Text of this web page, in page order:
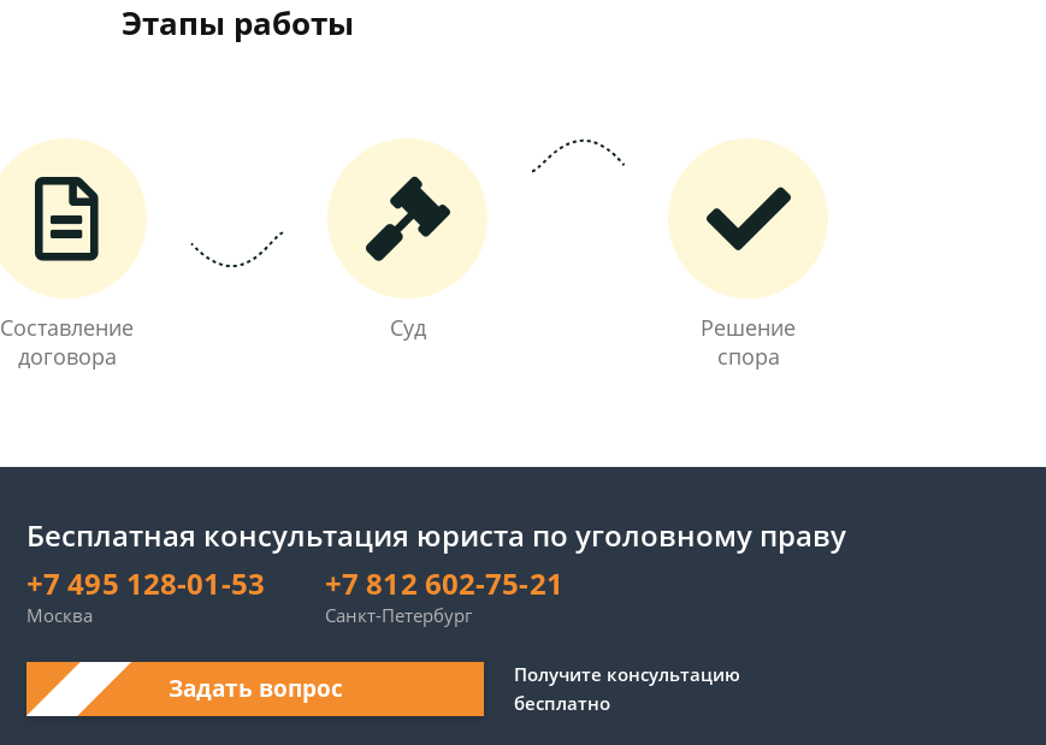
Этапы работы
Составление
договора
Суд
Решение
спора
Бесплатная консультация юриста по уголовному праву
+7 495 128-01-53
Москва
+7 812 602-75-21
Санкт-Петербург
Задать вопрос
Получите консультацию
бесплатно
Здравствуйте! Я дежурный
юрист-консультант сайта,